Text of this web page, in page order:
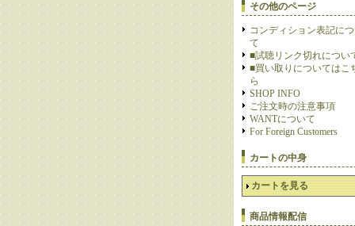
その他のページ
コンディション表記に
て
■試聴リンク切れについ
■買い取りについてはこ
ら
SHOP INFO
ご注文時の注意事項
WANTについて
For Foreign Customers
カートの中身
カートを見る
商品情報配信